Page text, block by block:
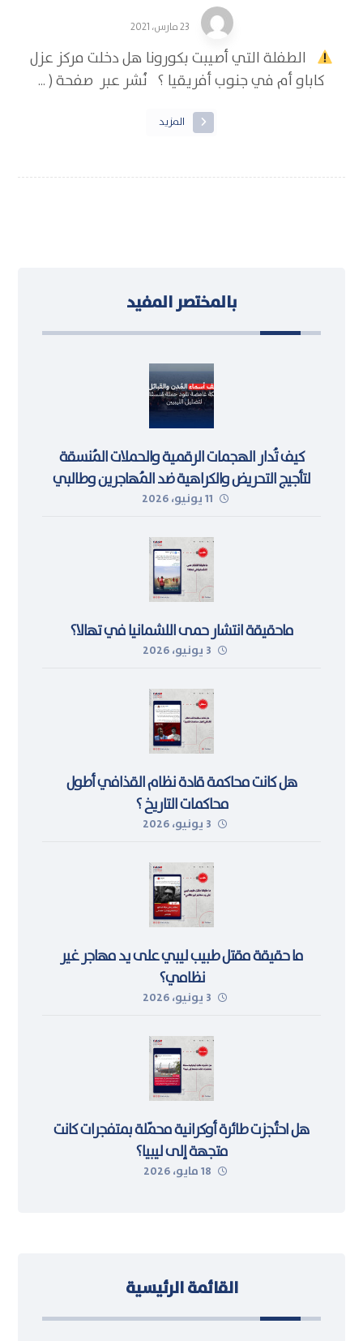
23 مارس، 2021
الطفلة التي أصيبت بكورونا هل دخلت مركز عزل
كاباو أم في جنوب أفريقيا ؟ نُشر عبر صفحة ( ...
المزيد
بالمختصر المفيد
كيف تُدار الهجمات الرقمية والحملات المُنسقة
لتأجيج التحريض والكراهية ضد المُهاجرين وطالبي
اللجوء في ليبيا
11 يونيو، 2026
ماحقيقة انتشار حمى اللشمانيا في تهالا؟
3 يونيو، 2026
هل كانت محاكمة قادة نظام القذافي أطول
محاكمات التاريخ ؟
3 يونيو، 2026
ما حقيقة مقتل طبيب ليبي على يد مهاجر غير
نظامي؟
3 يونيو، 2026
هل احتُجزت طائرة أوكرانية محمّلة بمتفجرات كانت
متجهة إلى ليبيا؟
18 مايو، 2026
القائمة الرئيسية